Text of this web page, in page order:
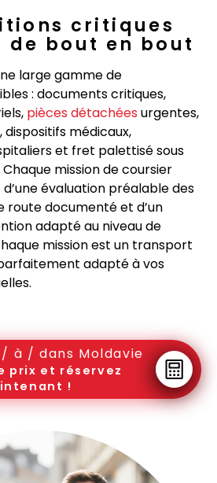
critiques
de bout en bout
large gamme de
: documents critiques,
pièces détachées urgentes,
dispositifs médicaux,
et fret palettisé sous
mission de coursier
évaluation préalable des
route documenté et d’un
adapté au niveau de
mission est un transport
adapté à vos
à / dans Moldavie
prix et réservez
!